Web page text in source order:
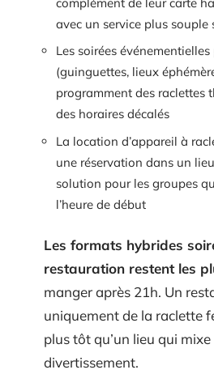
avec un service plus souple
Les soirées
(guinguettes, lieux
programment des raclettes
des horaires décalés
La location d’appareil à
une réservation dans un
solution pour les groupes
l’heure de début
Les formats hybrides
restauration restent les
manger après 21h. Un
uniquement de la raclette
plus tôt qu’un lieu qui
divertissement.